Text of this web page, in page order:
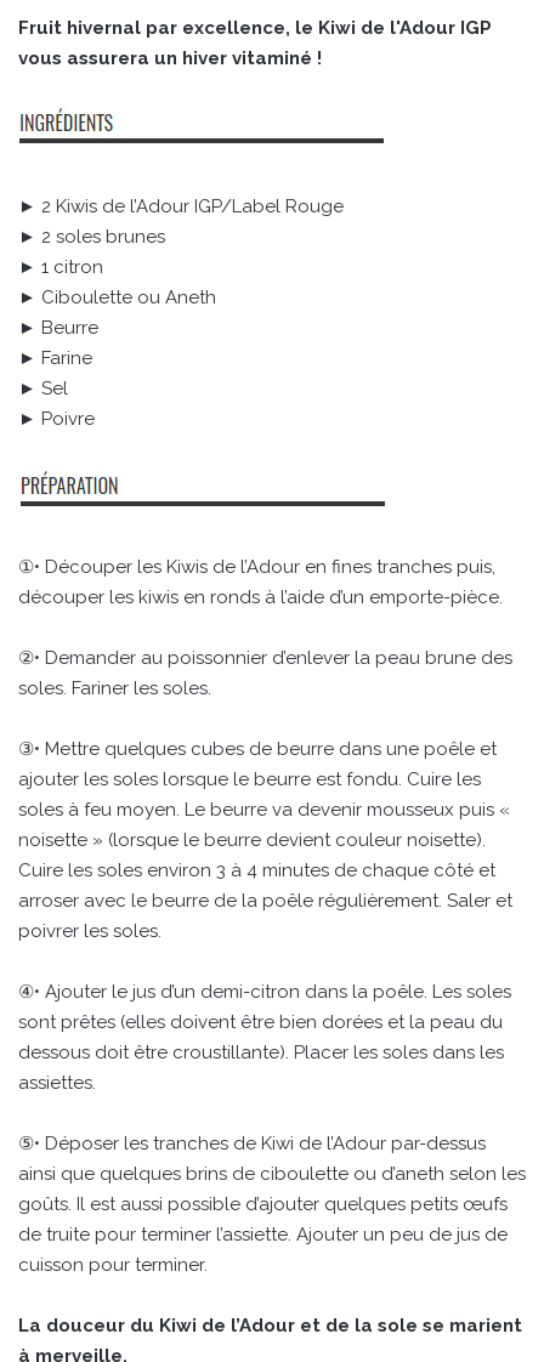
Fruit hivernal par excellence, le Kiwi de l'Adour IGP
vous assurera un hiver vitaminé !
► 2 Kiwis de l’Adour IGP/Label Rouge
► 2 soles brunes
► 1 citron
► Ciboulette ou Aneth
► Beurre
► Farine
► Sel
► Poivre
①• Découper les Kiwis de l’Adour en fines tranches puis,
découper les kiwis en ronds à l’aide d’un emporte-pièce.
②• Demander au poissonnier d’enlever la peau brune des
soles. Fariner les soles.
③• Mettre quelques cubes de beurre dans une poêle et
ajouter les soles lorsque le beurre est fondu. Cuire les
soles à feu moyen. Le beurre va devenir mousseux puis «
noisette » (lorsque le beurre devient couleur noisette).
Cuire les soles environ 3 à 4 minutes de chaque côté et
arroser avec le beurre de la poêle régulièrement. Saler et
poivrer les soles.
④• Ajouter le jus d’un demi-citron dans la poêle. Les soles
sont prêtes (elles doivent être bien dorées et la peau du
dessous doit être croustillante). Placer les soles dans les
assiettes.
⑤• Déposer les tranches de Kiwi de l’Adour par-dessus
ainsi que quelques brins de ciboulette ou d’aneth selon les
goûts. Il est aussi possible d’ajouter quelques petits œufs
de truite pour terminer l’assiette. Ajouter un peu de jus de
cuisson pour terminer.
La douceur du Kiwi de l’Adour et de la sole se marient
à merveille.